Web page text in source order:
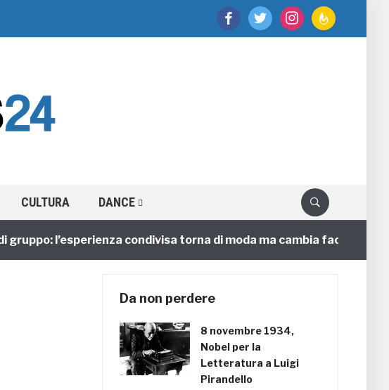
facebooktwitter instagramfeedburner
CULTURA DANCE
l’esperienza condivisa torna di moda ma cambia faccia
Da non perdere
8 novembre 1934,
Nobel per la
Letteratura a Luigi
Pirandello